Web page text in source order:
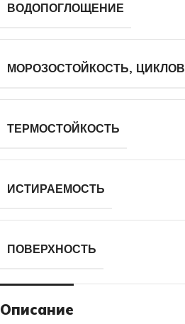
ВОДОПОГЛОЩЕНИЕ
МОРОЗОСТОЙКОСТЬ, ЦИКЛОВ
ТЕРМОСТОЙКОСТЬ
ИСТИРАЕМОСТЬ
ПОВЕРХНОСТЬ
Описание